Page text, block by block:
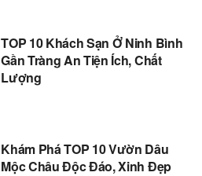
TOP 10 Khách Sạn Ở Ninh Bình
Gần Tràng An Tiện Ích, Chất
Lượng
Khám Phá TOP 10 Vườn Dâu
Mộc Châu Độc Đáo, Xinh Đẹp